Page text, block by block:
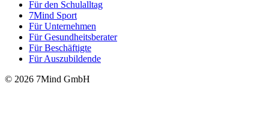
Für den Schulalltag
7Mind Sport
Für Unter­neh­men
Für Gesund­heits­be­ra­ter
Für Beschäftigte
Für Auszubildende
© 2026 7Mind GmbH